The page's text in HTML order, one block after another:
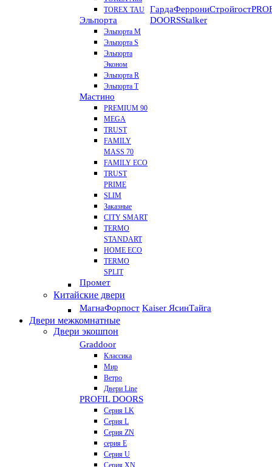
TOREX TAU
Эльпорта
Эльпорта M
Эльпорта S
Эльпорта
Эконом
Эльпорта R
Эльпорта Т
Мастино
PREMIUM 90
MEGA
TRUST
FAMILY
MASS 70
FAMILY ECO
TRUST
PRIME
SLIM
Заказные
CITY SMART
TERMO
STANDART
HOME ECO
ТЕRМО
SPLIT
Промет
ГардаФеррониСтройгост
DOORSStalker
Китайские двери
МагнаФорпост Kaiser ЯсинТайга
Двери межкомнатные
Двери экошпон
Graddoor
Классика
Мир
Ветро
Двери Line
PROFIL DOORS
Серия LK
Серия L
Серия ZN
серия E
Серия U
Серия XN